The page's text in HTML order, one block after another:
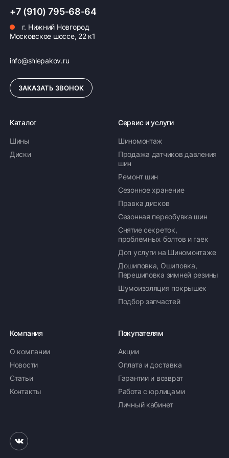
+7 (910) 795-68-64
г. Нижний Новгород
Московское шоссе, 22 к1
info@shlepakov.ru
ЗАКАЗАТЬ ЗВОНОК
Каталог
Шины
Диски
Сервис и услуги
Шиномонтаж
Продажа датчиков давления
шин
Ремонт шин
Сезонное хранение
Правка дисков
Сезонная переобувка шин
Снятие секреток,
проблемных болтов и гаек
Доп услуги на Шиномонтаже
Дошиповка, Ошиповка,
Перешиповка зимней резины
Шумоизоляция покрышек
Подбор запчастей
Компания
О компании
Новости
Статьи
Контакты
Покупателям
Акции
Оплата и доставка
Гарантии и возврат
Работа с юрлицами
Личный кабинет